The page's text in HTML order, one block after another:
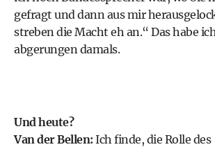
gefragt und dann aus mir
streben die Macht eh an.“ Das habe
abgerungen damals.
Und heute?
Van der Bellen: Ich finde, die Rolle des